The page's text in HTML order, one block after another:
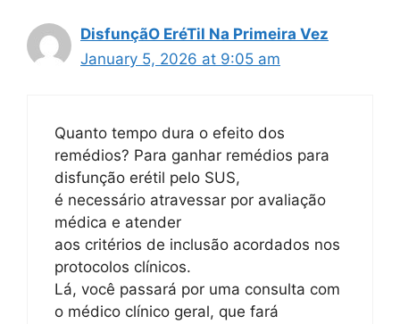
DisfunçãO EréTil Na Primeira Vez
January 5, 2026 at 9:05 am
Quanto tempo dura o efeito dos
remédios? Para ganhar remédios para
disfunção erétil pelo SUS,
é necessário atravessar por avaliação
médica e atender
aos critérios de inclusão acordados nos
protocolos clínicos.
Lá, você passará por uma consulta com
o médico clínico geral, que fará